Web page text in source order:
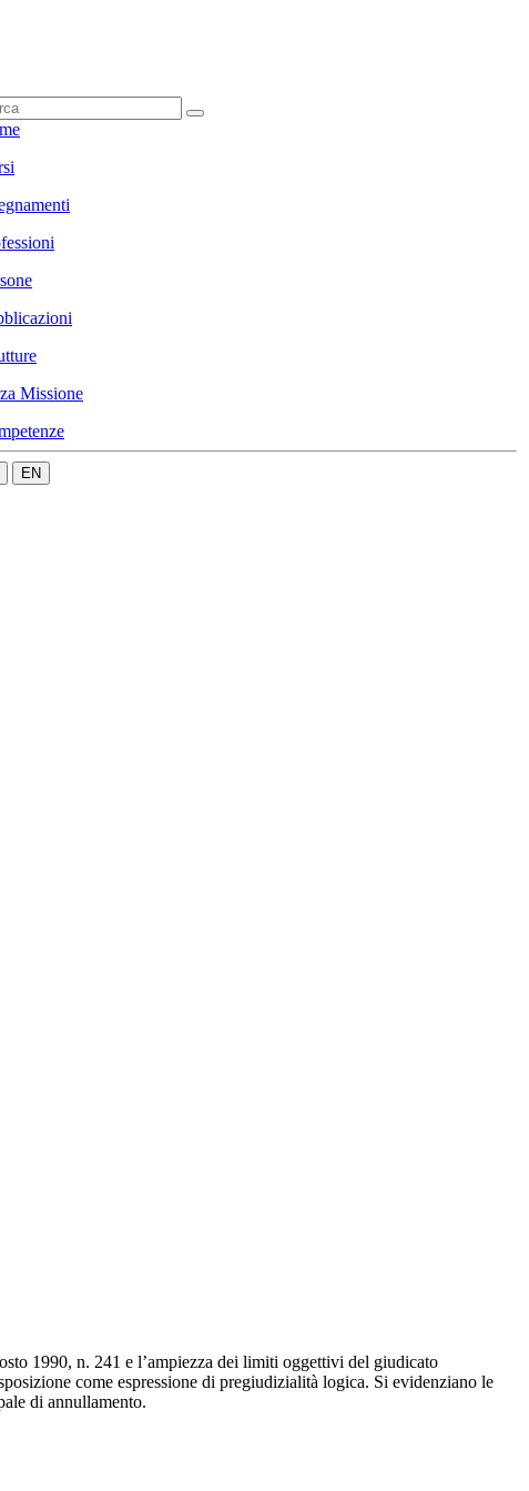
Missione
EN
1990, n. 241 e l’ampiezza dei limiti oggettivi del giudicato
come espressione di pregiudizialità logica. Si evidenziano le
di annullamento.